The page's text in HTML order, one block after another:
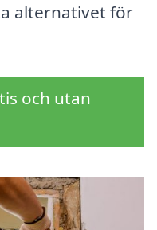
alternativet för
och utan